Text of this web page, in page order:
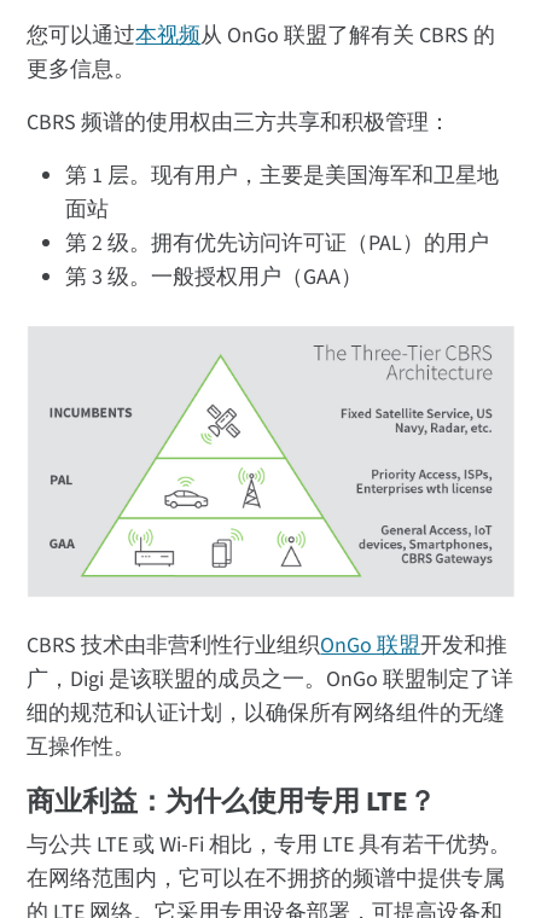
您可以通过本视频从 OnGo 联盟了解有关 CBRS 的
更多信息。
CBRS 频谱的使用权由三方共享和积极管理：
第 1 层。现有用户，主要是美国海军和卫星地
面站
第 2 级。拥有优先访问许可证（PAL）的用户
第 3 级。一般授权用户（GAA）
CBRS 技术由非营利性行业组织OnGo 联盟开发和推
广，Digi 是该联盟的成员之一。OnGo 联盟制定了详
细的规范和认证计划，以确保所有网络组件的无缝
互操作性。
商业利益：为什么使用专用 LTE？
与公共 LTE 或 Wi-Fi 相比，专用 LTE 具有若干优势。
在网络范围内，它可以在不拥挤的频谱中提供专属